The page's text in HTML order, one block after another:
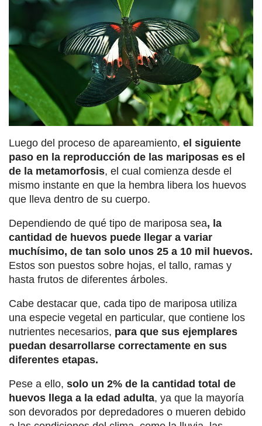
Luego del proceso de apareamiento, el siguiente
paso en la reproducción de las mariposas es el
de la metamorfosis, el cual comienza desde el
mismo instante en que la hembra libera los huevos
que lleva dentro de su cuerpo.
Dependiendo de qué tipo de mariposa sea, la
cantidad de huevos puede llegar a variar
muchísimo, de tan solo unos 25 a 10 mil huevos.
Estos son puestos sobre hojas, el tallo, ramas y
hasta frutos de diferentes árboles.
Cabe destacar que, cada tipo de mariposa utiliza
una especie vegetal en particular, que contiene los
nutrientes necesarios, para que sus ejemplares
puedan desarrollarse correctamente en sus
diferentes etapas.
Pese a ello, solo un 2% de la cantidad total de
huevos llega a la edad adulta, ya que la mayoría
son devorados por depredadores o mueren debido